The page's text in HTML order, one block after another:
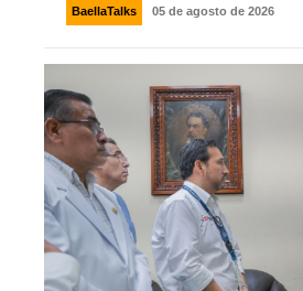
BaellaTalks 05 de agosto de 2026